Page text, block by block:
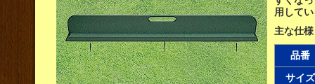
用して
主な仕様
品番
サイズ